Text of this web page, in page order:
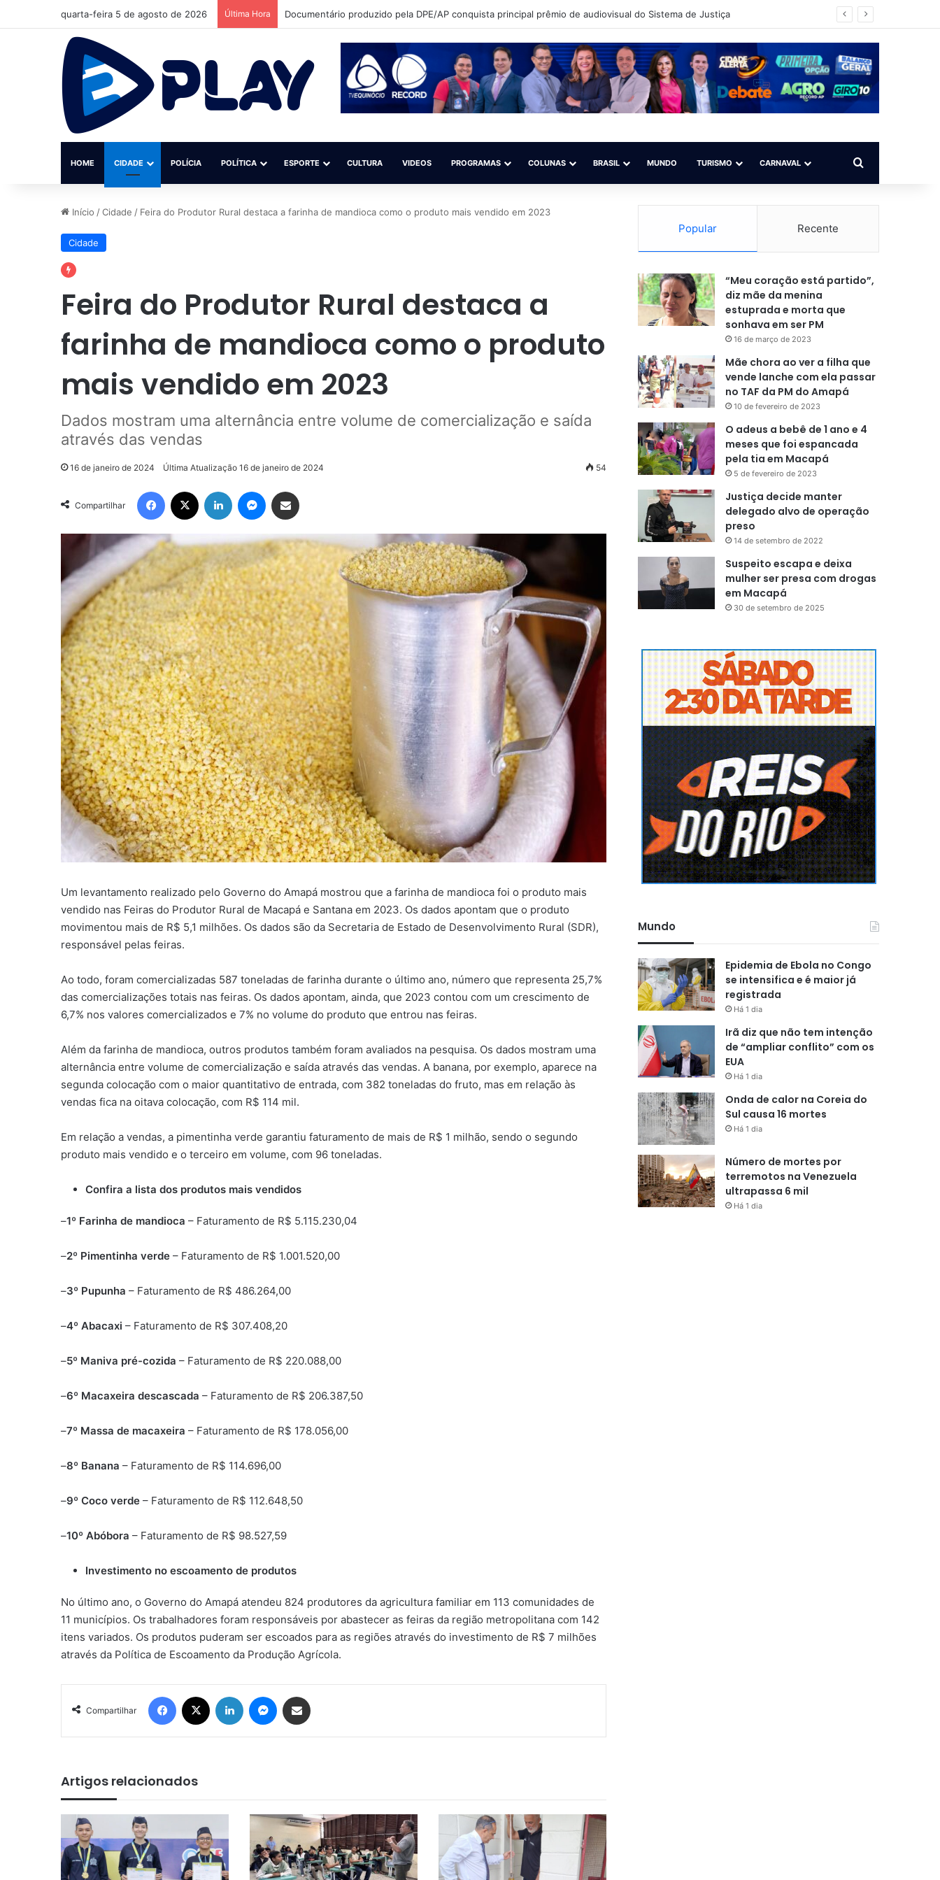
quarta-feira 5 de agosto de 2026 Última Hora Jovem que sonha em ser modelo quer participar de competição nacional (Salvador/BA)
HOME CIDADE POLÍCIA POLÍTICA ESPORTE CULTURA VIDEOS PROGRAMAS COLUNAS BRASIL MUNDO TURISMO CARNAVAL Procurar por
Início /Cidade / Feira do Produtor Rural destaca a farinha de mandioca como o produto mais vendido em 2023
Cidade
Feira do Produtor Rural destaca a
farinha de mandioca como o produto
mais vendido em 2023
Dados mostram uma alternância entre volume de comercialização e saída
através das vendas
16 de janeiro de 2024 Última Atualização 16 de janeiro de 2024 54
Compartilhar
Facebook Linkedin Messenger
Um levantamento realizado pelo Governo do Amapá mostrou que a farinha de mandioca foi o produto mais
vendido nas Feiras do Produtor Rural de Macapá e Santana em 2023. Os dados apontam que o produto
movimentou mais de R$ 5,1 milhões. Os dados são da Secretaria de Estado de Desenvolvimento Rural (SDR),
responsável pelas feiras.
Ao todo, foram comercializadas 587 toneladas de farinha durante o último ano, número que representa 25,7%
das comercializações totais nas feiras. Os dados apontam, ainda, que 2023 contou com um crescimento de
6,7% nos valores comercializados e 7% no volume do produto que entrou nas feiras.
Além da farinha de mandioca, outros produtos também foram avaliados na pesquisa. Os dados mostram uma
alternância entre volume de comercialização e saída através das vendas. A banana, por exemplo, aparece na
segunda colocação com o maior quantitativo de entrada, com 382 toneladas do fruto, mas em relação às
vendas fica na oitava colocação, com R$ 114 mil.
Em relação a vendas, a pimentinha verde garantiu faturamento de mais de R$ 1 milhão, sendo o segundo
produto mais vendido e o terceiro em volume, com 96 toneladas.
Confira a lista dos produtos mais vendidos
–1º Farinha de mandioca – Faturamento de R$ 5.115.230,04
–2º Pimentinha verde – Faturamento de R$ 1.001.520,00
–3º Pupunha – Faturamento de R$ 486.264,00
–4º Abacaxi – Faturamento de R$ 307.408,20
–5º Maniva pré-cozida – Faturamento de R$ 220.088,00
–6º Macaxeira descascada – Faturamento de R$ 206.387,50
–7º Massa de macaxeira – Faturamento de R$ 178.056,00
–8º Banana – Faturamento de R$ 114.696,00
–9º Coco verde – Faturamento de R$ 112.648,50
–10º Abóbora – Faturamento de R$ 98.527,59
Investimento no escoamento de produtos
No último ano, o Governo do Amapá atendeu 824 produtores da agricultura familiar em 113 comunidades de
11 municípios. Os trabalhadores foram responsáveis por abastecer as feiras da região metropolitana com 142
itens variados. Os produtos puderam ser escoados para as regiões através do investimento de R$ 7 milhões
através da Política de Escoamento da Produção Agrícola.
Compartilhar
Facebook Linkedin Messenger
Artigos relacionados
Popular Recente
“Meu coração está partido”,
diz mãe da menina
estuprada e morta que
sonhava em ser PM
16 de março de 2023
Mãe chora ao ver a filha que
vende lanche com ela passar
no TAF da PM do Amapá
10 de fevereiro de 2023
O adeus a bebê de 1 ano e 4
meses que foi espancada
pela tia em Macapá
5 de fevereiro de 2023
Justiça decide manter
delegado alvo de operação
preso
14 de setembro de 2022
Suspeito escapa e deixa
mulher ser presa com drogas
em Macapá
30 de setembro de 2025
Mundo
Epidemia de Ebola no Congo
se intensifica e é maior já
registrada
Há 1 dia
Irã diz que não tem intenção
de “ampliar conflito” com os
EUA
Há 1 dia
Onda de calor na Coreia do
Sul causa 16 mortes
Há 1 dia
Número de mortes por
terremotos na Venezuela
ultrapassa 6 mil
Há 1 dia